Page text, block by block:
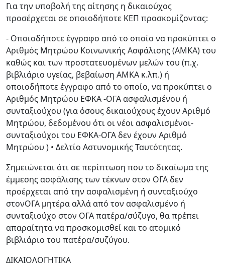
Για την υποβολή της αίτησης η δικαιούχος
προσέρχεται σε οποιοδήποτε ΚΕΠ προσκομίζοντας:
- Οποιοδήποτε έγγραφο από το οποίο να προκύπτει ο
Αριθμός Μητρώου Κοινωνικής Ασφάλισης (ΑΜΚΑ) του
καθώς και των προστατευομένων μελών του (π.χ.
βιβλιάριο υγείας, βεβαίωση ΑΜΚΑ κ.λπ.) ή
οποιοδήποτε έγγραφο από το οποίο, να προκύπτει ο
Αριθμός Μητρώου ΕΦΚΑ -ΟΓΑ ασφαλισμένου ή
συνταξιούχου (για όσους δικαιούχους έχουν Αριθμό
Μητρώου, δεδομένου ότι οι νέοι ασφαλισμένοι-
συνταξιούχοι του ΕΦΚΑ-ΟΓΑ δεν έχουν Αριθμό
Μητρώου ) • Δελτίο Αστυνομικής Ταυτότητας.
Σημειώνεται ότι σε περίπτωση που το δικαίωμα της
έμμεσης ασφάλισης των τέκνων στον ΟΓΑ δεν
προέρχεται από την ασφαλισμένη ή συνταξιούχο
στονΟΓΑ μητέρα αλλά από τον ασφαλισμένο ή
συνταξιούχο στον ΟΓΑ πατέρα/σύζυγο, θα πρέπει
απαραίτητα να προσκομισθεί και το ατομικό
βιβλιάριο του πατέρα/συζύγου.
ΔΙΚΑΙΟΛΟΓΗΤΙΚΑ